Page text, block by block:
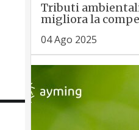
Tributi
migliora la
04 Ago 2025